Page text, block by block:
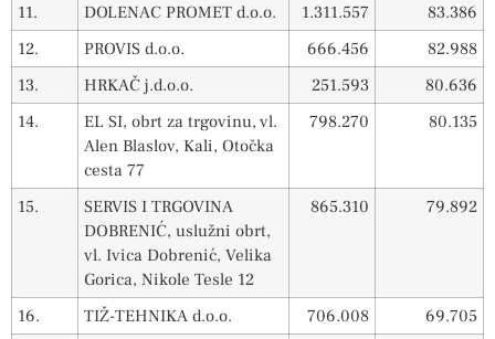
11.
DOLENAC PROMET d.o.o. 1.311.557
83.386
12.
PROVIS d.o.o. 666.456
82.988
13.
HRKAČ j.d.o.o. 251.593
80.636
14.
EL SI, obrt za trgovinu, vl.
Alen Blaslov, Kali, Otočka
cesta 77
798.270 80.135
15.
SERVIS I TRGOVINA
DOBRENIĆ, uslužni obrt,
vl. Ivica Dobrenić, Velika
Gorica, Nikole Tesle 12
865.310 79.892
16. TIŽ-TEHNIKA d.o.o. 706.008
69.705